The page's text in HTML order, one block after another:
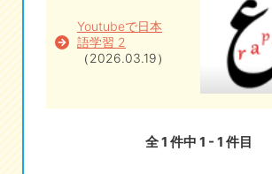
eなコレ
Youtubeで日本
語学習 2
（2026.03.19）
全 1 件中 1 - 1 件目